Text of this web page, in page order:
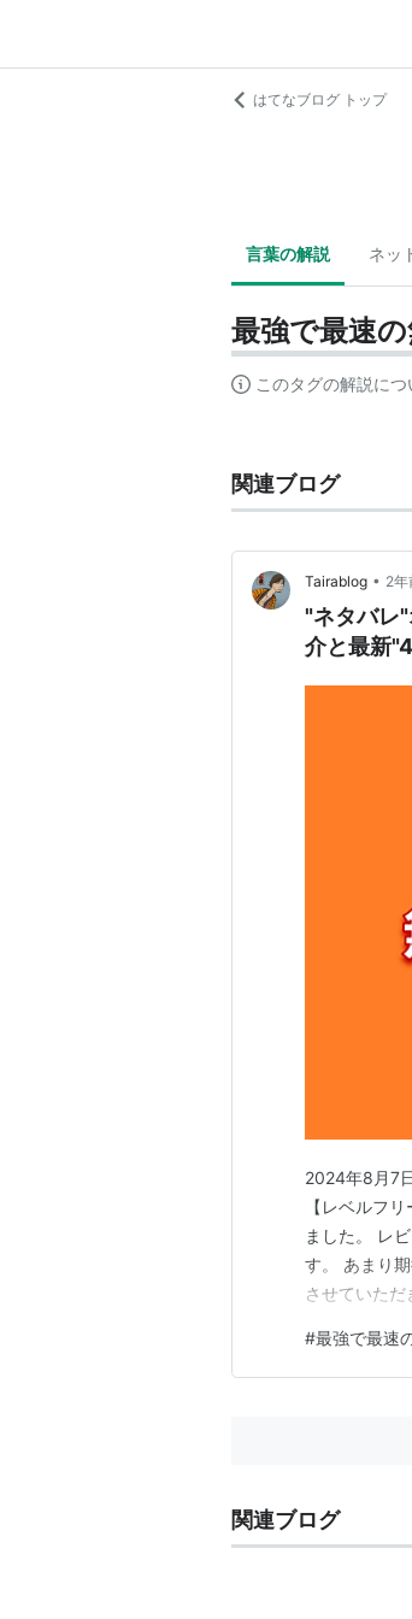
はてなブログ トップ
言葉の解説 ネッ
最強で最速
このタグの解説につ
関連ブログ
Tairablog • 2年
"ネタバレ
介と最新
2024年8月7
【レベルフ
ました。 レ
す。 あまり
させていた
めに入ったら
けた理由で
#最強で最速
関連ブログ